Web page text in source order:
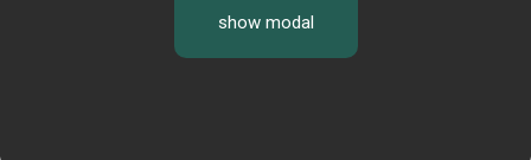
show modal